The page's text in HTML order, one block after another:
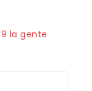
12 horas
la gente